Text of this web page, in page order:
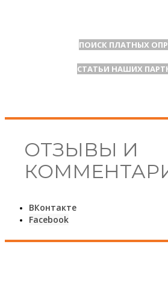
ПОИСК ПЛАТНЫХ
СТАТЬИ НАШИХ
ОТЗЫВЫ И
ВКонтакте
Facebook